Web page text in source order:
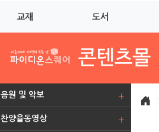
교재 도서
음원 및 악보
찬양율동영상